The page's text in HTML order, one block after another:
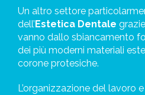
Un altro settore
dell’ Estetica Dentale
vanno dallo sbiancamento
dei più moderni materiali
corone protesiche.
L’organizzazione del lavoro